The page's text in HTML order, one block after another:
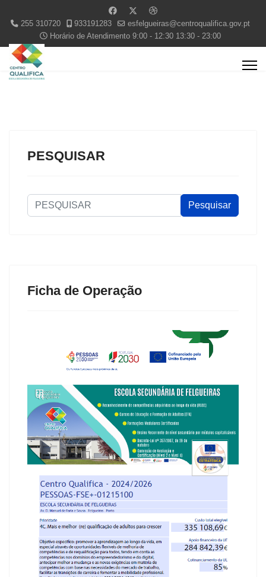
255 310720 933191283
esfelgueiras@centroqualifica.gov.pt
Horário de Atendimento 9:00 - 12:30 13:30 - 23:00
PESQUISAR
PESQUISAR
Pesquisar
Ficha de Operação